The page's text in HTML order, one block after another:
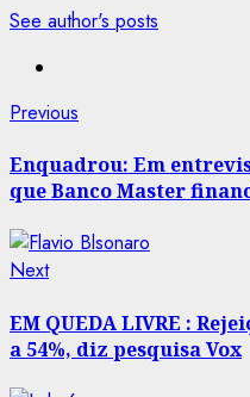
See author's posts
Post
navigation
Previous
Enquadrou: Em
que Banco Master
NextNext
EM QUEDA LIVRE :
a 54%, diz pesquisa Vox